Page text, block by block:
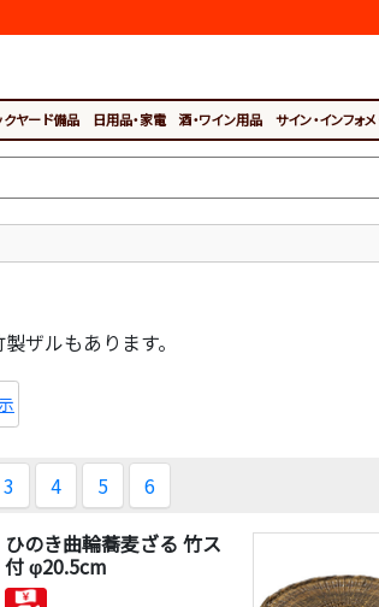
クヤード備品 日用品・家電 酒・ワイン用品 サイン・インフォ
ザルもあります。
3 4 5 6
ひのき曲輪蕎麦ざる 竹ス
付 φ20.5cm